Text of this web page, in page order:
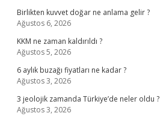
Birlikten kuvvet doğar ne anlama gelir ?
Ağustos 6, 2026
KKM ne zaman kaldırıldı ?
Ağustos 5, 2026
6 aylık buzağı fiyatları ne kadar ?
Ağustos 3, 2026
3 jeolojik zamanda Türkiye’de neler oldu ?
Ağustos 3, 2026